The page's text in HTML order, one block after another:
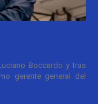
Boccardo y tras
gerente general del